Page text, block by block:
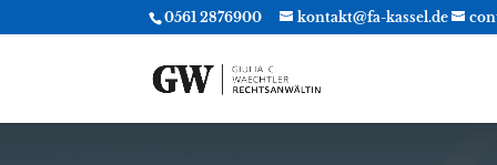
0561 2876900 kontakt@fa-kassel.de